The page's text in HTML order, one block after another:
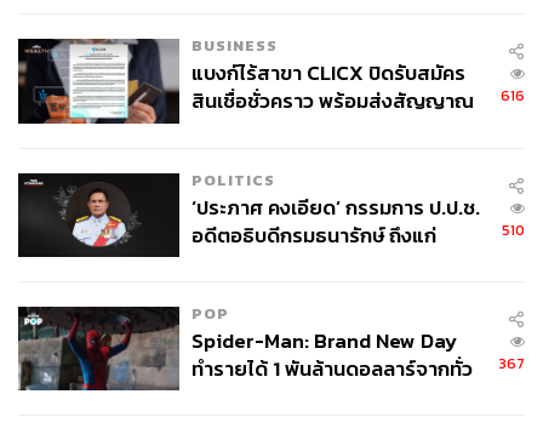
กระดาษแข็งนาน 1 วัน และบนพลาสติกได้นานถึง 3 วัน
ทั้งนี้เป็นการสร้างละอองลอยจากเครื่องพ่น (Collison
Nebulizer) และทดลองในสิ่งแวดล้อมที่มีความชื้นสัมพัทธ์
อากาศภายในอาคารที่เปิดเครื่องปรับอากาศ ดังนั้นสิ่งที่เรา
ควรให้ความสำคัญคือการล้างมือหลังหยิบจับสิ่งของในที่
สาธารณะ เช่น รถประจำทาง มากกว่า
Airborne ไม่ใช่ช่องทางการแพร่เชื้อหลัก
ที่ผ่านมาในรายงานของคณะทำงานร่วมขององค์การอนามัย
โลกและประเทศจีน ฉบับวันที่ 16-24 กุมภาพันธ์ 2563 ที่ถูก
อ้างอิงในสื่อจำนวนมาก ได้เขียนถึงเรื่องการแพร่เชื้อว่าโค
BUSINESS
แบงก์ไร้สาขา CLICX ปิดรับสมัคร
สินเชื่อชั่วคราว พร้อมส่งสัญญาณ
616
POLITICS
‘ประภาศ คงเอียด’ กรรมการ ป.ป.ช.
อดีตอธิบดีกรมธนารักษ์ ถึงแก่
510
POP
Spider-Man: Brand New Day
ทำรายได้ 1 พันล้านดอลลาร์จากทั่ว
367